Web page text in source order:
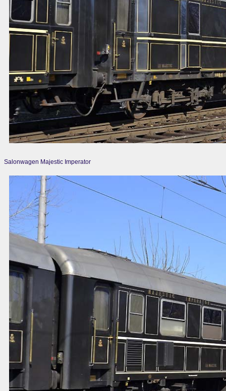
Salonwagen Majestic Imperator